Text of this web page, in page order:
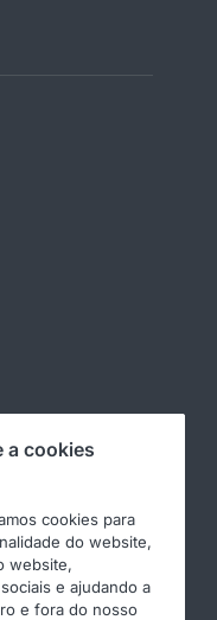
a cookies
cookies para
do website,
website,
e ajudando a
e fora do nosso